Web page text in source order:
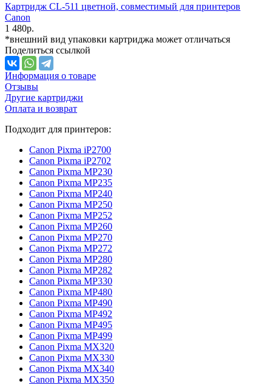
Картридж CL-511 цветной, совместимый для принтеров
Canon
1 480р.
*внешний вид упаковки картриджа может отличаться
Поделиться ссылкой
Информация о товаре
Отзывы
Другие картриджи
Оплата и возврат
Подходит для принтеров:
Canon Pixma iP2700
Canon Pixma iP2702
Canon Pixma MP230
Canon Pixma MP235
Canon Pixma MP240
Canon Pixma MP250
Canon Pixma MP252
Canon Pixma MP260
Canon Pixma MP270
Canon Pixma MP272
Canon Pixma MP280
Canon Pixma MP282
Canon Pixma MP330
Canon Pixma MP480
Canon Pixma MP490
Canon Pixma MP492
Canon Pixma MP495
Canon Pixma MP499
Canon Pixma MX320
Canon Pixma MX330
Canon Pixma MX340
Canon Pixma MX350